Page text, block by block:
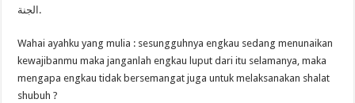
الجنة.
Wahai ayahku yang mulia : sesungguhnya engkau sedang menunaikan
kewajibanmu maka janganlah engkau luput dari itu selamanya, maka
mengapa engkau tidak bersemangat juga untuk melaksanakan shalat
shubuh ?